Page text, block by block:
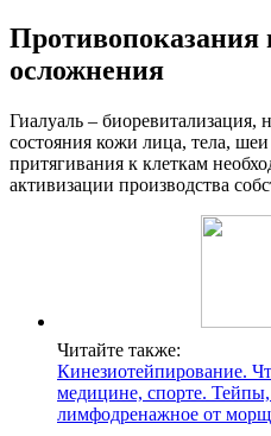
Противопоказания
осложнения
Гиалуаль – биоревитализация,
состояния кожи лица, тела, шеи
притягивания к клеткам
активизации производства
Читайте также:
Кинезиотейпирование.
медицине, спорте. Тейпы,
лимфодренажное от